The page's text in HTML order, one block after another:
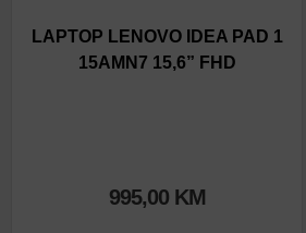
LAPTOP LENOVO IDEA PAD 1
15AMN7 15,6” FHD
995,00 KM